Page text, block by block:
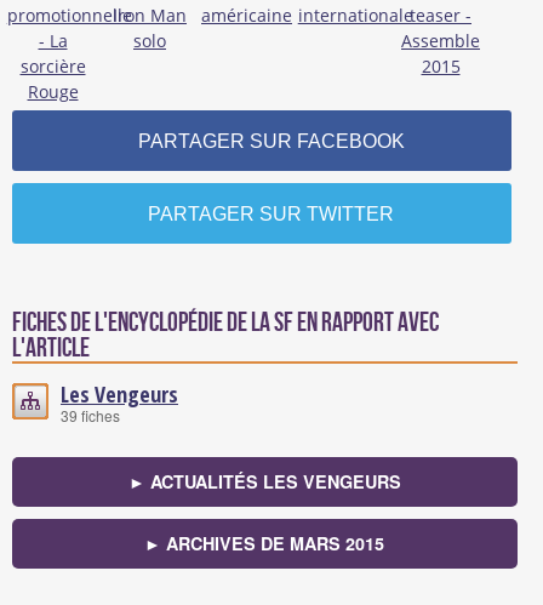
PARTAGER SUR FACEBOOK
PARTAGER SUR TWITTER
Fiches de l'encyclopédie de la SF en rapport avec
l'article
Les Vengeurs
39 fiches
► ACTUALITÉS LES VENGEURS
► ARCHIVES DE MARS 2015